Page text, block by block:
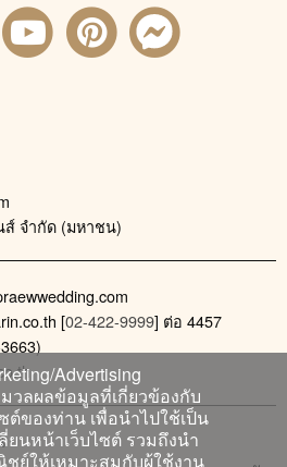
ส์ จำกัด (มหาชน)
[02-422-9999] ต่อ 4457
Advertising
วลผลข้อมูลที่เกี่ยวข้องกับ
ต์ของท่าน เพื่อนำไปใช้เป็น
นหน้าเว็บไซต์ รวมถึงนำ
ย์ให้เหมาะสมกับผู้ใช้งาน